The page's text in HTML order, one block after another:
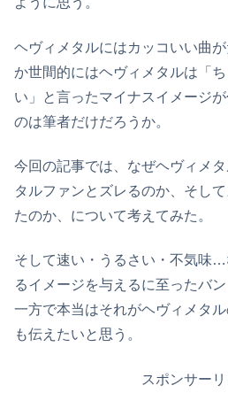
ヘヴィメタルにはカッコいい曲
か世間的にはヘヴィメタルは「
い」と言ったマイナスイメージ
のは筆者だけだろうか。
今回の記事では、なぜヘヴィメ
タルファンとズレるのか、そし
たのか、について考えてみた。
そして速い・うるさい・不気味…
るイメージを与えるに至ったバ
一方で本当はそれがヘヴィメタ
も伝えたいと思う。
スポンサーリ